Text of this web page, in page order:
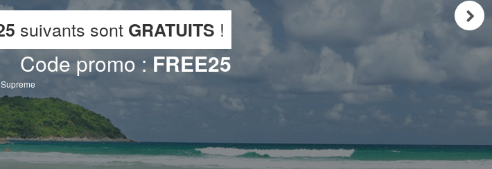
suivants sont GRATUITS !
Code promo : FREE25